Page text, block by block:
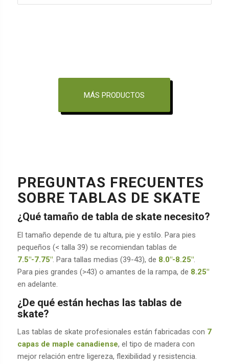
MÁS PRODUCTOS
PREGUNTAS FRECUENTES
SOBRE TABLAS DE SKATE
¿Qué tamaño de tabla de skate necesito?
El tamaño depende de tu altura, pie y estilo. Para pies
pequeños (< talla 39) se recomiendan tablas de
7.5″-7.75″. Para tallas medias (39-43), de 8.0″-8.25″.
Para pies grandes (>43) o amantes de la rampa, de 8.25″
en adelante.
¿De qué están hechas las tablas de
skate?
Las tablas de skate profesionales están fabricadas con 7
capas de maple canadiense, el tipo de madera con
mejor relación entre ligereza, flexibilidad y resistencia.